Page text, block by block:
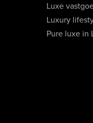
Luxe
Luxury
Pure luxe in